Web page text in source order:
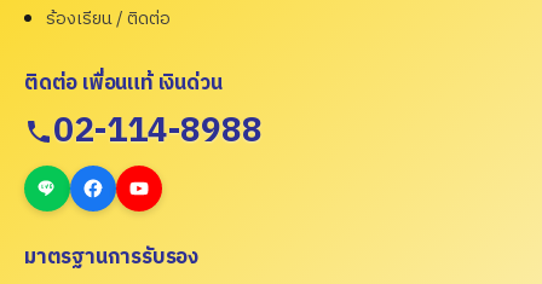
ร้องเรียน / ติดต่อ
ติดต่อ เพื่อนแท้ เงินด่วน
02-114-8988
มาตรฐานการรับรอง